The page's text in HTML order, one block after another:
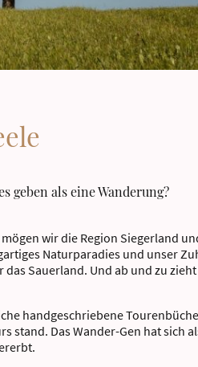
geben als eine Wanderung?
wir die Region Siegerland
Naturparadies und unser
Sauerland. Und ab und zu zieht
handgeschriebene
stand. Das Wander-Gen hat sich